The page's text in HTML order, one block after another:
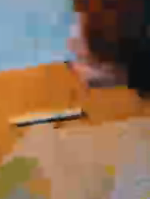
מאמן פרטי